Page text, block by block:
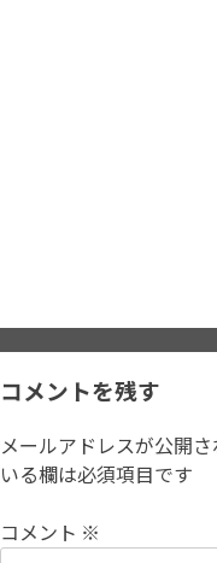
コメントを残す
メールアドレスが公開
いる欄は必須項目です
コメント ※